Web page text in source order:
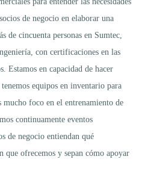
de negocio en elaborar una
de cincuenta personas en Sumtec,
con certificaciones en las
Estamos en capacidad de hacer
tenemos equipos en inventario para
mucho foco en el entrenamiento de
continuamente eventos
de negocio entiendan qué
que ofrecemos y sepan cómo apoyar